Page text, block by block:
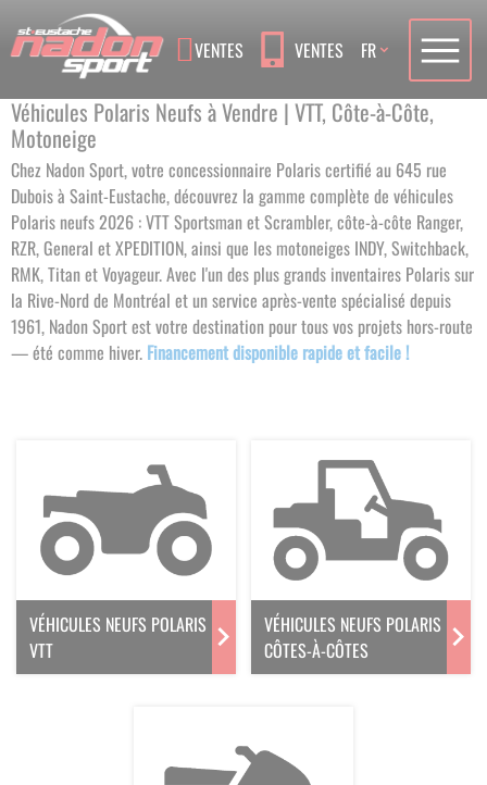
VENTES VENTES Language
FR
Véhicules Polaris Neufs à Vendre | VTT, Côte-à-Côte,
Motoneige
Chez Nadon Sport, votre concessionnaire Polaris certifié au 645 rue
Dubois à Saint-Eustache, découvrez la gamme complète de véhicules
Polaris neufs 2026 : VTT Sportsman et Scrambler, côte-à-côte Ranger,
RZR, General et XPEDITION, ainsi que les motoneiges INDY, Switchback,
RMK, Titan et Voyageur. Avec l'un des plus grands inventaires Polaris sur
la Rive-Nord de Montréal et un service après-vente spécialisé depuis
1961, Nadon Sport est votre destination pour tous vos projets hors-route
— été comme hiver. Financement disponible rapide et facile !
VÉHICULES NEUFS POLARIS
VTT
VÉHICULES NEUFS POLARIS
CÔTES-À-CÔTES